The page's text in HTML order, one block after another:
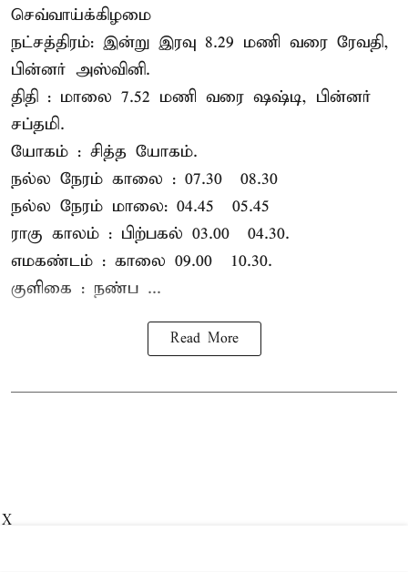
செவ்வாய்க்கிழமை
நட்சத்திரம்: இன்று இரவு 8.29 மணி வரை ரேவதி,
பின்னர் அஸ்வினி.
திதி : மாலை 7.52 மணி வரை ஷஷ்டி, பின்னர்
சப்தமி.
யோகம் : சித்த யோகம்.
நல்ல நேரம் காலை : 07.30 – 08.30
நல்ல நேரம் மாலை: 04.45 – 05.45
ராகு காலம் : பிற்பகல் 03.00 – 04.30.
எமகண்டம் : காலை 09.00 – 10.30.
குளிகை : நண்ப ...
Read More
X